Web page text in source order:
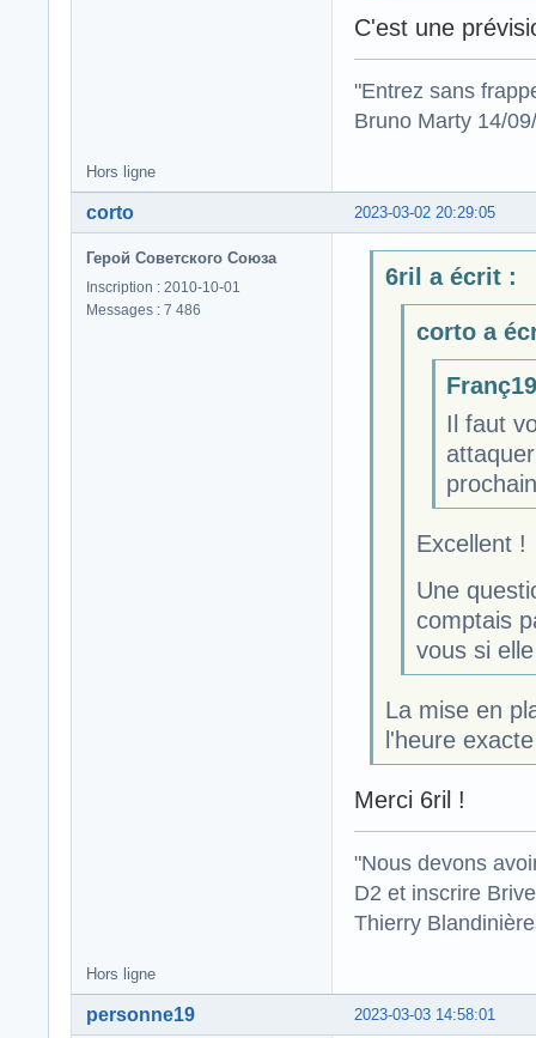
C'est une
"Entrez sans
Bruno Marty 14/
Hors ligne
2023-03-02 20:29:05
corto
Герой Советского Союза
Inscription : 2010-10-01
Messages : 7 486
6ril a écrit :
corto a
Il faut
Excellent !
Une
comptais
vous si
La mise en
l'heure
Merci 6ril !
"Nous devons
D2 et inscrire
Thierry
Hors ligne
2023-03-03 14:58:01
personne19